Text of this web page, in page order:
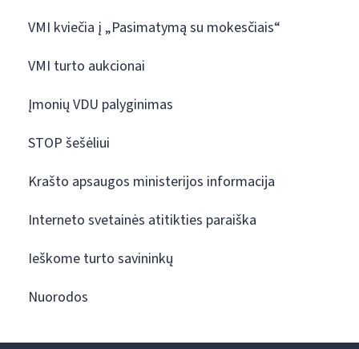
VMI kviečia į „Pasimatymą su mokesčiais“
VMI turto aukcionai
Įmonių VDU palyginimas
STOP šešėliui
Krašto apsaugos ministerijos informacija
Interneto svetainės atitikties paraiška
Ieškome turto savininkų
Nuorodos